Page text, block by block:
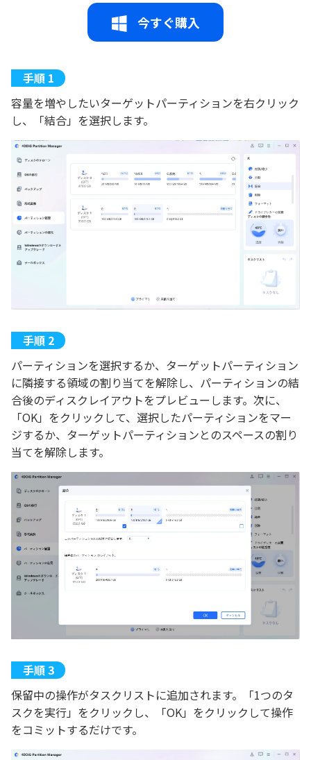
今すぐ購入
容量を増やしたいターゲットパーティションを右クリック
し、「結合」を選択します。
パーティションを選択するか、ターゲットパーティション
に隣接する領域の割り当てを解除し、パーティションの結
合後のディスクレイアウトをプレビューします。次に、
「OK」をクリックして、選択したパーティションをマー
ジするか、ターゲットパーティションとのスペースの割り
当てを解除します。
保留中の操作がタスクリストに追加されます。「1つのタ
スクを実行」をクリックし、「OK」をクリックして操作
をコミットするだけです。